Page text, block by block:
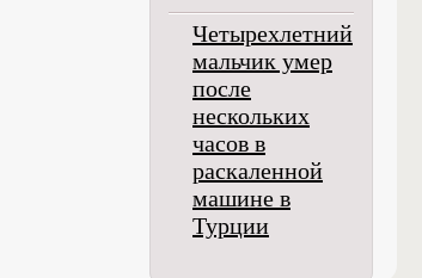
Четырехлетний
мальчик умер
после
нескольких
часов в
раскаленной
машине в
Турции